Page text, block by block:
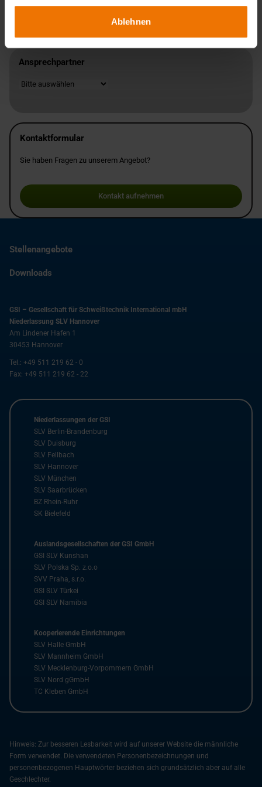
Ablehnen
Ansprechpartner
Standort
Kontaktformular
Sie haben Fragen zu unserem Angebot?
Kontakt aufnehmen
Stellenangebote
Downloads
GSI – Gesellschaft für Schweißtechnik International mbH
Niederlassung SLV Hannover
Am Lindener Hafen 1
30453 Hannover
Tel.: +49 511 219 62 - 0
Fax: +49 511 219 62 - 22
Niederlassungen der GSI
SLV Berlin-Brandenburg
SLV Duisburg
SLV Fellbach
SLV Hannover
SLV München
SLV Saarbrücken
BZ Rhein-Ruhr
SK Bielefeld
Auslandsgesellschaften der GSI GmbH
GSI SLV Kunshan
SLV Polska Sp. z.o.o
SVV Praha, s.r.o.
GSI SLV Türkei
GSI SLV Namibia
Kooperierende Einrichtungen
SLV Halle GmbH
SLV Mannheim GmbH
SLV Mecklenburg-Vorpommern GmbH
SLV Nord gGmbH
TC Kleben GmbH
Hinweis: Zur besseren Lesbarkeit wird auf unserer Website die männliche
Form verwendet. Die verwendeten Personenbezeichnungen und
personenbezogenen Hauptwörter beziehen sich grundsätzlich aber auf alle
Geschlechter.